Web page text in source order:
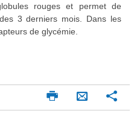
rouges et permet de
3 derniers mois. Dans les
de glycémie.
I
m
E
n
a